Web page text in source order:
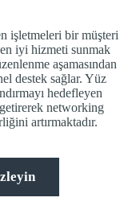
işletmeleri bir müşteri
iyi hizmeti sunmak
aşamasından
destek sağlar. Yüz
hedefleyen
networking
artırmaktadır.